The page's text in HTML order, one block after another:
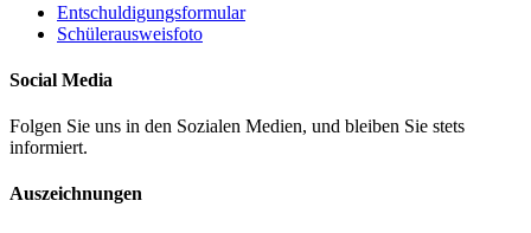
Entschuldigungsformular
Schülerausweisfoto
Social Media
Folgen Sie uns in den Sozialen Medien, und bleiben Sie stets
informiert.
Auszeichnungen